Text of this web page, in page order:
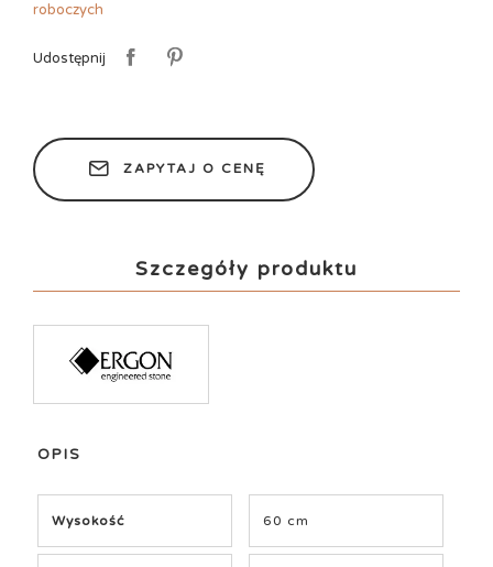
roboczych
Udostępnij
ZAPYTAJ O CENĘ
Szczegóły produktu
OPIS
Wysokość 60 cm